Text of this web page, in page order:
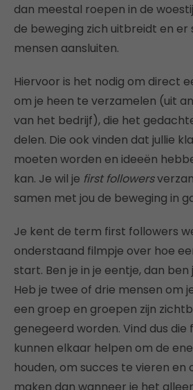
dan meestal roepen in de
de beweging zich uitbreidt en er
mensen aansluiten.
Hiervoor is het nodig om direct
om je heen te verzamelen (uit
van het bedrijf), die het
delen. Die ook vinden dat jullie
moeten worden en ideeën
kan. Je wil je first followers
samen met jou de beweging in
Je kent de term first followers
onderstaand filmpje over hoe
start. Ben je in je eentje, dan ben
Heb je twee of drie mensen om
een groep en groepen zijn
genegeerd worden. Vind dus die
kunnen elkaar helpen om de
houden, om succes te vieren
maken dan wanneer je het